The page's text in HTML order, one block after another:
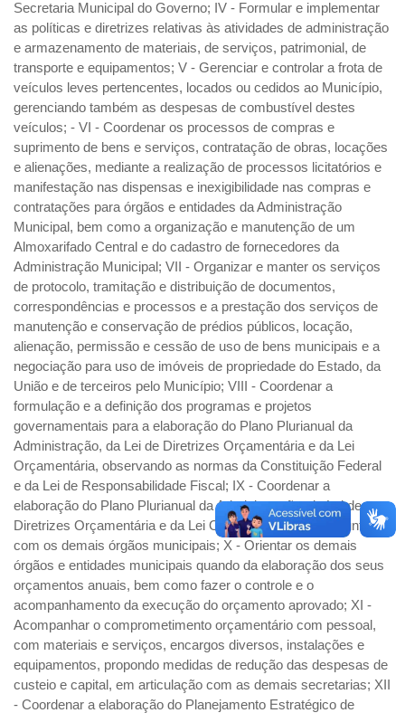
Secretaria Municipal do Governo; IV - Formular e implementar
as políticas e diretrizes relativas às atividades de administração
e armazenamento de materiais, de serviços, patrimonial, de
transporte e equipamentos; V - Gerenciar e controlar a frota de
veículos leves pertencentes, locados ou cedidos ao Município,
gerenciando também as despesas de combustível destes
veículos; - VI - Coordenar os processos de compras e
suprimento de bens e serviços, contratação de obras, locações
e alienações, mediante a realização de processos licitatórios e
manifestação nas dispensas e inexigibilidade nas compras e
contratações para órgãos e entidades da Administração
Municipal, bem como a organização e manutenção de um
Almoxarifado Central e do cadastro de fornecedores da
Administração Municipal; VII - Organizar e manter os serviços
de protocolo, tramitação e distribuição de documentos,
correspondências e processos e a prestação dos serviços de
manutenção e conservação de prédios públicos, locação,
alienação, permissão e cessão de uso de bens municipais e a
negociação para uso de imóveis de propriedade do Estado, da
União e de terceiros pelo Município; VIII - Coordenar a
formulação e a definição dos programas e projetos
governamentais para a elaboração do Plano Plurianual da
Administração, da Lei de Diretrizes Orçamentária e da Lei
Orçamentária, observando as normas da Constituição Federal
e da Lei de Responsabilidade Fiscal; IX - Coordenar a
elaboração do Plano Plurianual da Administração, da Lei de
Diretrizes Orçamentária e da Lei Orçamentária, em conjunto
com os demais órgãos municipais; X - Orientar os demais
órgãos e entidades municipais quando da elaboração dos seus
orçamentos anuais, bem como fazer o controle e o
acompanhamento da execução do orçamento aprovado; XI -
Acompanhar o comprometimento orçamentário com pessoal,
com materiais e serviços, encargos diversos, instalações e
equipamentos, propondo medidas de redução das despesas de
custeio e capital, em articulação com as demais secretarias; XII
- Coordenar a elaboração do Planejamento Estratégico de